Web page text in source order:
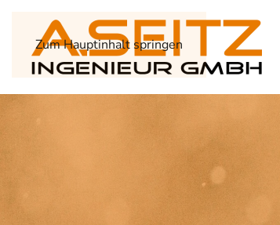
Zum Hauptinhalt springen